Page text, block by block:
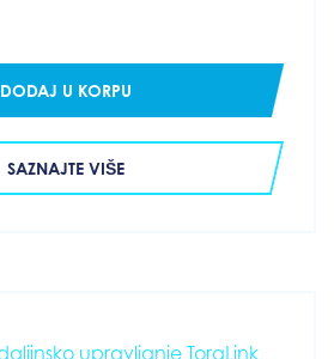
DODAJ U KORPU
SAZNAJTE VIŠE